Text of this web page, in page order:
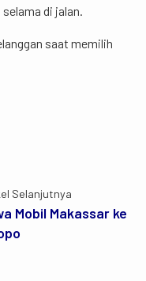
di jalan.
saat memilih
Selanjutnya
Mobil Makassar ke